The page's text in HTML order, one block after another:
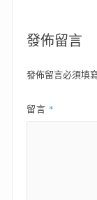
發佈留言
發佈留言必須填
留言 *